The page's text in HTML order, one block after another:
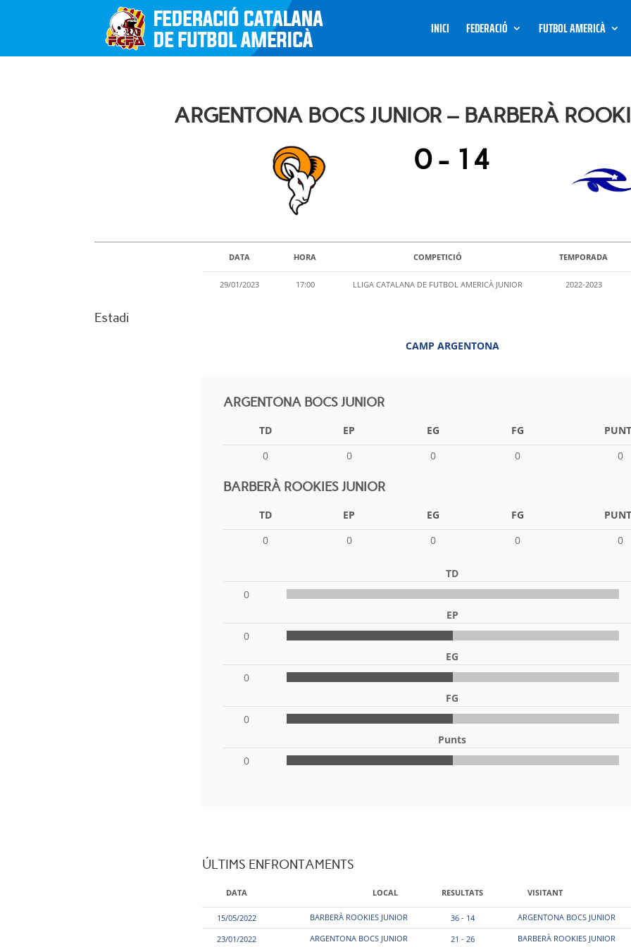
INICI FEDERACIÓ FUTBOL AMERICÀ
ARGENTONA BOCS JUNIOR – BARBERÀ
0- 14
DATA HORA COMPETICIÓ TEMPORADA
29/01/2023 17:00 LLIGA CATALANA DE FUTBOL AMERICÀ JUNIOR 2022-2023
Estadi
CAMP ARGENTONA
ARGENTONA BOCS JUNIOR
TD EP EG FG
0
0 0 0 0
BARBERÀ ROOKIES JUNIOR
TD EP EG FG
0
0 0 0 0
TD
0
EP
0
EG
0
FG
0
Punts
0
ÚLTIMS ENFRONTAMENTS
DATA LOCAL RESULTATS VISITANT
15/05/2022 BARBERÀ ROOKIES JUNIOR 36 - 14 ARGENTONA BOCS JUNIOR
23/01/2022
ARGENTONA BOCS JUNIOR 21 - 26 BARBERÀ ROOKIES JUNIOR